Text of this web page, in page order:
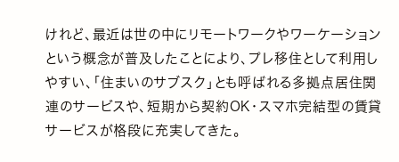
けれど、最近は世の中にリモートワークやワーケーション
という概念が普及したことにより、プレ移住として利用し
やすい、「住まいのサブスク」とも呼ばれる多拠点居住関
連のサービスや、短期から契約OK・スマホ完結型の賃貸
サービスが格段に充実してきた。